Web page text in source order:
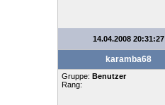
14.04.2008 20:31:27
karamba68
Gruppe: Benutzer
Rang: